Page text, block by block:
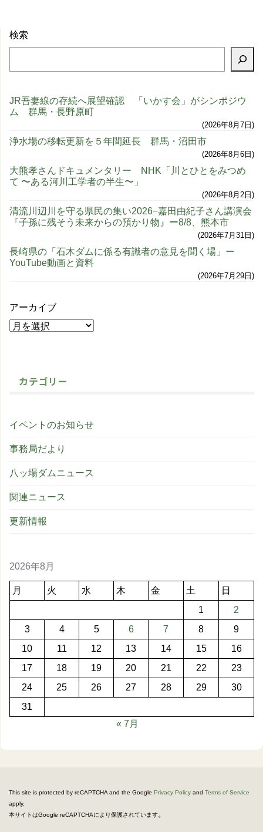
検索
JR吾妻線の存続へ展望確認 「いかす会」がシンポジウ
ム 群馬・長野原町
2026年8月7日
浄水場の移転更新を５年間延長 群馬・沼田市
2026年8月6日
大熊孝さんドキュメンタリー NHK「川とひとをみつめ
て 〜ある河川工学者の半生〜」
2026年8月2日
清流川辺川を守る県民の集い2026−嘉田由紀子さん講演会
『子孫に残そう未来からの預かり物』ー8/8、熊本市
2026年7月31日
長崎県の「石木ダムに係る有識者の意見を聞く場」ー
YouTube動画と資料
2026年7月29日
アーカイブ
カテゴリー
イベントのお知らせ
事務局だより
八ッ場ダムニュース
関連ニュース
更新情報
2026年8月
月 火 水 木 金 土
日
1
2
3
4 5 6 7 8
9
10
11 12 13 14 15
16
17
18 19 20 21 22
23
24
25 26 27 28 29
30
31
« 7月
This site is protected by reCAPTCHA and the Google Privacy Policy and Terms of Service
apply.
本サイトはGoogle reCAPTCHAにより保護されています。